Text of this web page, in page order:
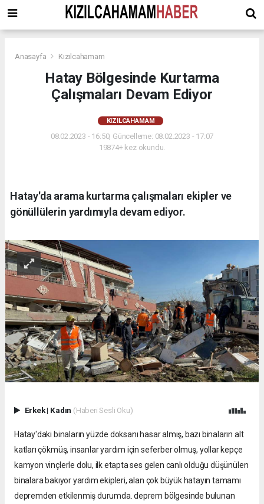
Anasayfa Kızılcahamam
Hatay Bölgesinde Kurtarma
Çalışmaları Devam Ediyor
KIZILCAHAMAM
08.02.2023 - 16:50, Güncelleme: 08.02.2023 - 17:07
19874+ kez okundu.
Hatay'da arama kurtarma çalışmaları ekipler ve
gönüllülerin yardımıyla devam ediyor.
Erkek| Kadın (Haberi Sesli Oku)
Hatay'daki binaların yüzde doksanı hasar almış, bazı binaların alt
katları çökmüş, insanlar yardım için seferber olmuş, yollar kepçe
kamyon vinçlerle dolu, ilk etapta ses gelen canlı olduğu düşünülen
binalara bakıyor yardım ekipleri, alan çok büyük hatayın tamamı
depremden etkilenmiş durumda. deprem bölgesinde bulunan